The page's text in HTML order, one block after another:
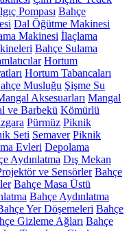
Pompası Bahçe
Dal Öğütme Makinesi
Makinesi İlaçlama
Bahçe Sulama
Hortum
Hortum Tabancaları
Musluğu Şişme Su
Aksesuarları Mangal
ve Barbekü Kömürlü
Pürmüz Piknik
Seti Semaver Piknik
Evleri Depolama
Aydınlatma Dış Mekan
ve Sensörler Bahçe
Bahçe Masa Üstü
Bahçe Aydınlatma
Yer Döşemeleri Bahçe
Gizleme Ağları Bahçe